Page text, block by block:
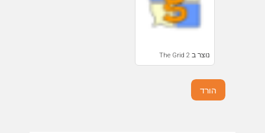
נוצר ב The Grid 2
הורד